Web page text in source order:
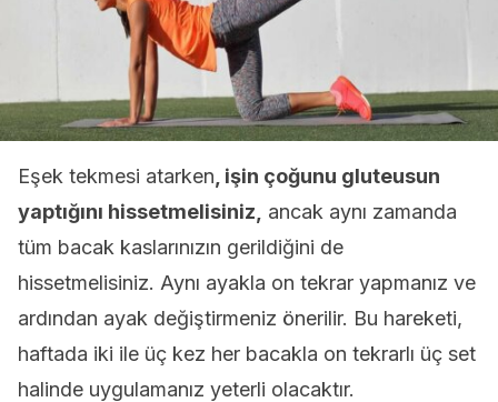
Eşek tekmesi atarken , işin çoğunu gluteusun
yaptığını hissetmelisiniz,
ancak aynı zamanda
tüm bacak kaslarınızın gerildiğini de
hissetmelisiniz. Aynı ayakla on tekrar yapmanız ve
ardından ayak değiştirmeniz önerilir. Bu hareketi,
haftada iki ile üç kez her bacakla on tekrarlı üç set
halinde uygulamanız yeterli olacaktır.